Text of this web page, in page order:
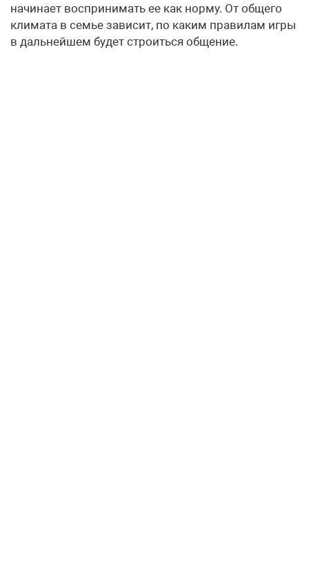
начинает воспринимать ее как норму. От общего
климата в семье зависит, по каким правилам игры
в дальнейшем будет строиться общение.